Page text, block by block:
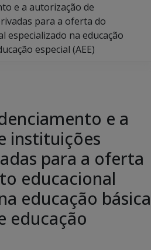
e a autorização de
para a oferta do
especializado na educação
especial (AEE)
e a
instituições
para a oferta
educacional
educação básica
educação